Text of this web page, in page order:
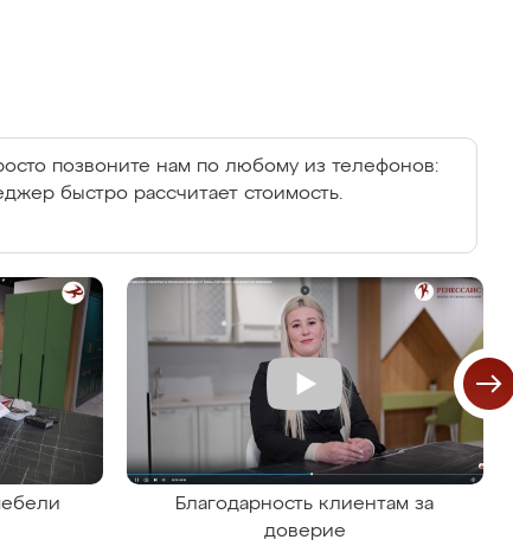
позвоните нам по любому из телефонов:
быстро рассчитает стоимость.
Благодарность клиентам за
доверие